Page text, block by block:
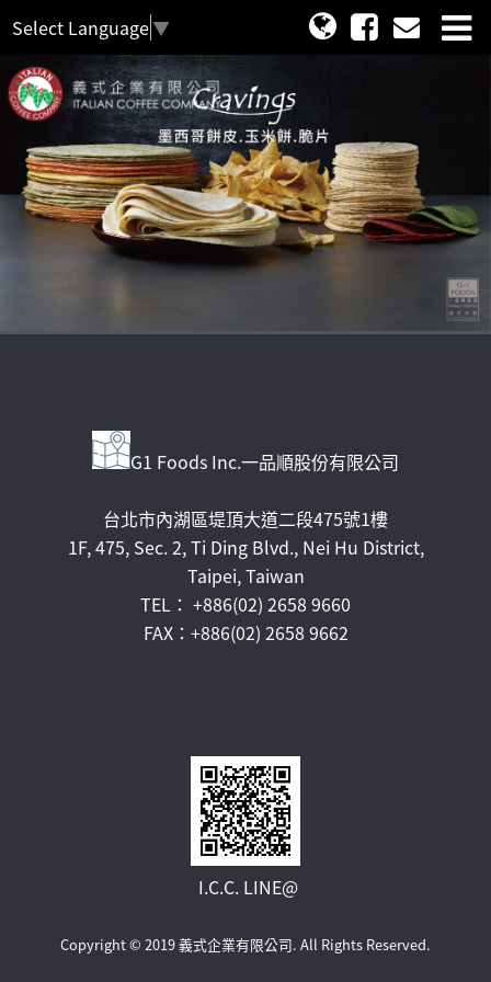
Select Language▼
G1 Foods Inc.一品順股份有限公司
台北市內湖區堤頂大道二段475號1樓
1F, 475, Sec. 2, Ti Ding Blvd., Nei Hu District,
Taipei, Taiwan
TEL： +886(02) 2658 9660
FAX：+886(02) 2658 9662
I.C.C. LINE@
Copyright © 2019 義式企業有限公司. All Rights Reserved.